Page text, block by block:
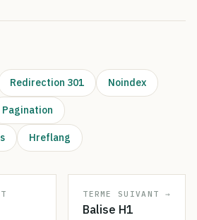
Redirection 301 Noindex
Pagination
Hreflang
TERME SUIVANT →
Balise H1